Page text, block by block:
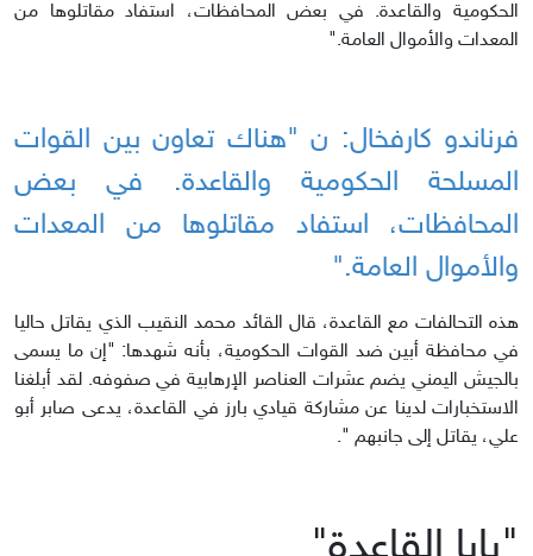
الحكومية والقاعدة. في بعض المحافظات، استفاد مقاتلوها من
المعدات والأموال العامة."
فرناندو كارفخال: ن "هناك تعاون بين القوات
المسلحة الحكومية والقاعدة. في بعض
المحافظات، استفاد مقاتلوها من المعدات
والأموال العامة."
هذه التحالفات مع القاعدة، قال القائد محمد النقيب الذي يقاتل حاليا
في محافظة أبين ضد القوات الحكومية، بأنه شهدها: "إن ما يسمى
بالجيش اليمني يضم عشرات العناصر الإرهابية في صفوفه. لقد أبلغنا
الاستخبارات لدينا عن مشاركة قيادي بارز في القاعدة، يدعى صابر أبو
علي، يقاتل إلى جانبهم ".